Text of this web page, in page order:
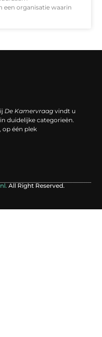
een organisatie waarin
De Kamervraag vindt u
duidelijke categorieën.
op één plek
All Right Reserved.